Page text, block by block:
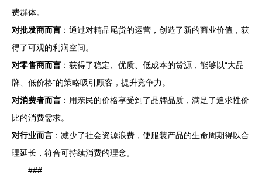
费群体。
对批发商而言 ：通过对精品尾货的运营，创造了新的商业价值，获
得了可观的利润空间。
对零售商而言 ：获得了稳定、优质、低成本的货源，能够以“大品
牌、低价格”的策略吸引顾客，提升竞争力。
对消费者而言 ：用亲民的价格享受到了品牌品质，满足了追求性价
比的消费需求。
对行业而言 ：减少了社会资源浪费，使服装产品的生命周期得以合
理延长，符合可持续消费的理念。
###